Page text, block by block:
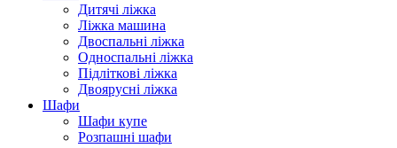
Дитячі ліжка
Ліжка машина
Двоспальні ліжка
Односпальні ліжка
Підліткові ліжка
Двоярусні ліжка
Шафи
Шафи купе
Розпашні шафи